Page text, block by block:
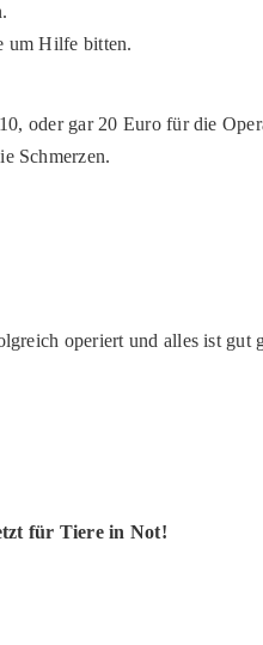
um Hilfe bitten.
oder gar 20 Euro für die
Schmerzen.
operiert und alles ist gut
für Tiere in Not!